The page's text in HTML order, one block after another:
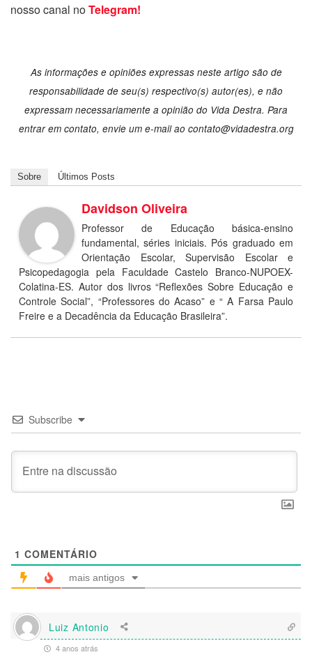
nosso canal noTelegram!
As informações e opiniões expressas neste artigo são de
responsabilidade de seu(s) respectivo(s) autor(es), e não
expressam necessariamente a opinião do Vida Destra. Para
entrar em contato, envie um e-mail ao contato@vidadestra.org
Sobre Últimos Posts
Davidson Oliveira
Professor de Educação básica-ensino
fundamental, séries iniciais. Pós graduado em
Orientação Escolar, Supervisão Escolar e
Psicopedagogia pela Faculdade Castelo Branco-NUPOEX-
Colatina-ES. Autor dos livros “Reflexões Sobre Educação e
Controle Social”, “Professores do Acaso” e “ A Farsa Paulo
Freire e a Decadência da Educação Brasileira”.
Subscribe
1 COMENTÁRIO
mais antigos
Luiz Antonio
4 anos atrás